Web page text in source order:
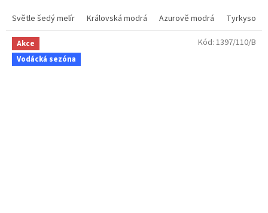
Světle šedý melír Královská modrá Azurově modrá Tyrkysová
Akce
Vodácká sezóna
Kód: 1397/110/B